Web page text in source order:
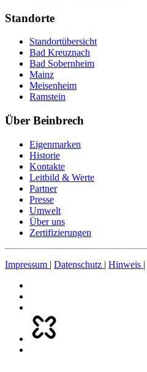
Standorte
Standortübersicht
Bad Kreuznach
Bad Sobernheim
Mainz
Meisenheim
Ramstein
Über Beinbrech
Eigenmarken
Historie
Kontakte
Leitbild & Werte
Partner
Presse
Umwelt
Über uns
Zertifizierungen
Impressum | Datenschutz | Hinweis |